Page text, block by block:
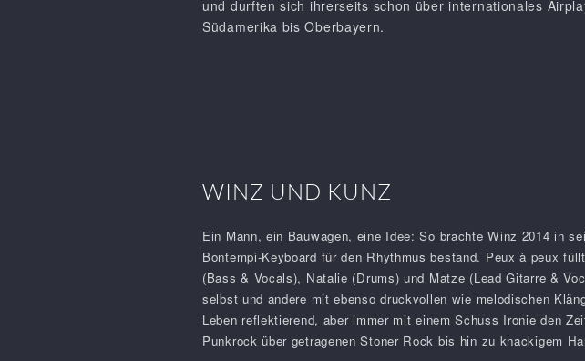
und durften sich ihrerseits schon über internationales
Südamerika bis Oberbayern.
WINZ UND KUNZ
Ein Mann, ein Bauwagen, eine Idee: So brachte Winz 2014 in
Bontempi-Keyboard für den Rhythmus bestand. Peux à peux
(Bass & Vocals), Natalie (Drums) und Matze (Lead Gitarre &
selbst und andere mit ebenso druckvollen wie melodischen
Leben reflektierend, aber immer mit einem Schuss Ironie den
Punkrock über getragenen Stoner Rock bis hin zu knackigem